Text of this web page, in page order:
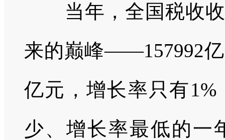
当年，全国税收
来的巅峰——157992
亿元，增长率只有1%
少、增长率最低的一